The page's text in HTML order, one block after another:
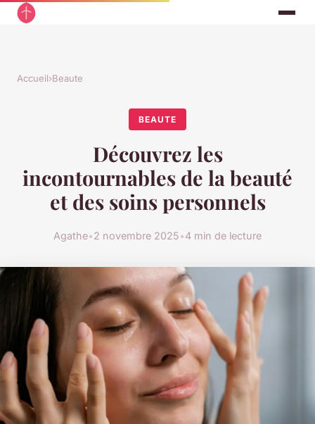
Accueil›Beaute
BEAUTE
Découvrez les
incontournables de la beauté
et des soins personnels
Agathe•2 novembre 2025•4 min de lecture